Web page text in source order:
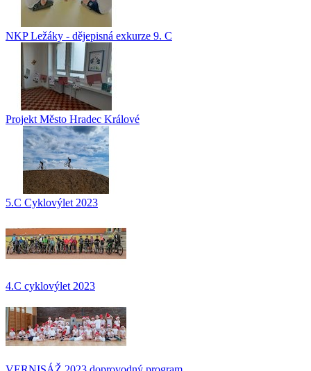
NKP Ležáky - dějepisná exkurze 9. C
Projekt Město Hradec Králové
5.C Cyklovýlet 2023
4.C cyklovýlet 2023